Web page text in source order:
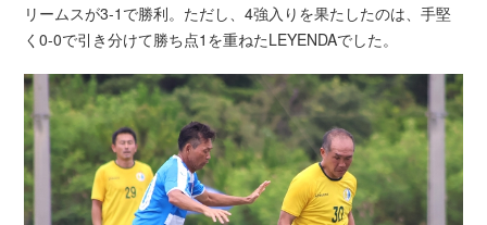
リームスが3-1で勝利。ただし、4強入りを果たしたのは、手堅
く0-0で引き分けて勝ち点1を重ねたLEYENDAでした。